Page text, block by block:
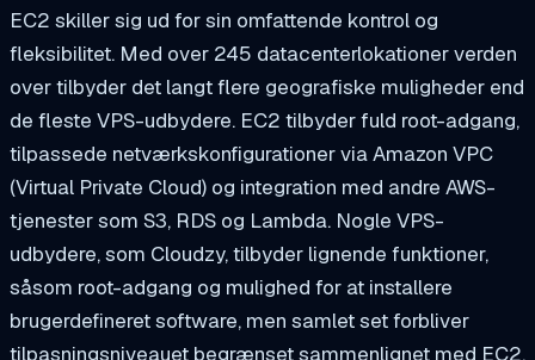
EC2 skiller sig ud for sin omfattende kontrol og
fleksibilitet. Med over 245 datacenterlokationer verden
over tilbyder det langt flere geografiske muligheder end
de fleste VPS-udbydere. EC2 tilbyder fuld root-adgang,
tilpassede netværkskonfigurationer via Amazon VPC
(Virtual Private Cloud) og integration med andre AWS-
tjenester som S3, RDS og Lambda. Nogle VPS-
udbydere, som Cloudzy, tilbyder lignende funktioner,
såsom root-adgang og mulighed for at installere
brugerdefineret software, men samlet set forbliver
tilpasningsniveauet begrænset sammenlignet med EC2.